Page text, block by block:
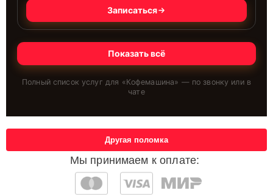
Записаться
Показать всё
Полный список услуг для «Кофемашина» — по звонку или в
чате
Мы принимаем к оплате:
Другая поломка